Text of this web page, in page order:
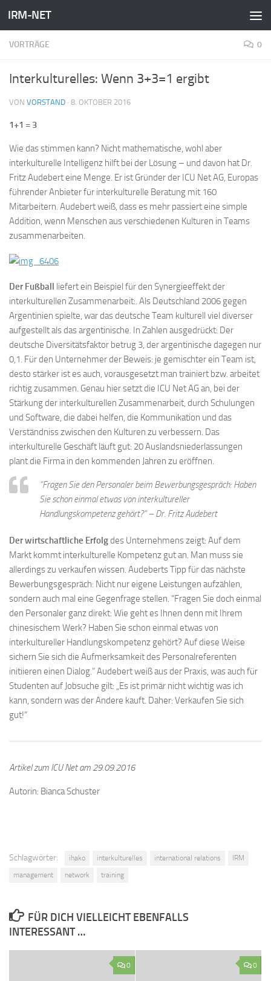
Zum Inhalt springen
IRM-NET
VORTRÄGE 0
Interkulturelles: Wenn 3+3=1 ergibt
VON VORSTAND · 8. OKTOBER 2016
1+1 = 3
Wie das stimmen kann? Nicht mathematische, wohl aber
interkulturelle Intelligenz hilft bei der Lösung – und davon hat Dr.
Fritz Audebert eine Menge. Er ist Gründer der ICU Net AG, Europas
führender Anbieter für interkulturelle Beratung mit 160
Mitarbeitern. Audebert weiß, dass es mehr passiert eine simple
Addition, wenn Menschen aus verschiedenen Kulturen in Teams
zusammenarbeiten.
Der Fußball liefert ein Beispiel für den Synergieeffekt der
interkulturellen Zusammenarbeit:. Als Deutschland 2006 gegen
Argentinien spielte, war das deutsche Team kulturell viel diverser
aufgestellt als das argentinische. In Zahlen ausgedrückt: Der
deutsche Diversitätsfaktor betrug 3, der argentinische dagegen nur
0,1. Für den Unternehmer der Beweis: je gemischter ein Team ist,
desto stärker ist es auch, vorausgesetzt man trainiert bzw. arbeitet
richtig zusammen. Genau hier setzt die ICU Net AG an, bei der
Stärkung der interkulturellen Zusammenarbeit, durch Schulungen
und Software, die dabei helfen, die Kommunikation und das
Verständniss zwischen den Kulturen zu verbessern. Das
interkulturelle Geschäft läuft gut: 20 Auslandsniederlassungen
plant die Firma in den kommenden Jahren zu eröffnen.
“Fragen Sie den Personaler beim Bewerbungsgespräch: Haben
Sie schon einmal etwas von interkultureller
Handlungskompetenz gehört?” – Dr. Fritz Audebert
Der wirtschaftliche Erfolgdes Unternehmens zeigt: Auf dem
Markt kommt interkulturelle Kompetenz gut an. Man muss sie
allerdings zu verkaufen wissen. Audeberts Tipp für das nächste
Bewerbungsgespräch: Nicht nur eigene Leistungen aufzählen,
sondern auch mal eine Gegenfrage stellen. “Fragen Sie doch einmal
den Personaler ganz direkt: Wie geht es Ihnen denn mit Ihrem
chinesischem Werk? Haben Sie schon einmal etwas von
interkultureller Handlungskompetenz gehört? Auf diese Weise
sichern Sie sich die Aufmerksamkeit des Personalreferenten
initiieren einen Dialog.” Audebert weiß aus der Praxis, was auch für
Studenten auf Jobsuche gilt: „Es ist primär nicht wichtig was ich
kann, sondern was der Andere kauft. Daher: Verkaufen Sie sich
gut!“
Artikel zum ICU Net am 29.09.2016
Autorin: Bianca Schuster
Schlagwörter: ihako interkulturelles international relations
IRM
management
network training
FÜR DICH VIELLEICHT EBENFALLS
INTERESSANT …
0 0